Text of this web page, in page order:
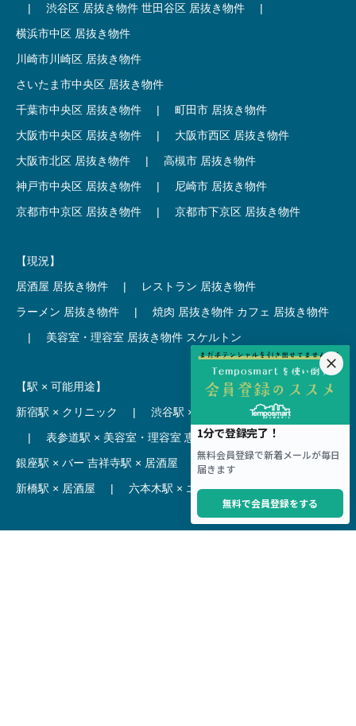
|
渋谷区 居抜き物件 世田谷区 居抜き物件
|
横浜市中区 居抜き物件
川崎市川崎区 居抜き物件
さいたま市中央区 居抜き物件
千葉市中央区 居抜き物件
|
町田市 居抜き物件
大阪市中央区 居抜き物件
|
大阪市西区 居抜き物件
大阪市北区 居抜き物件
|
高槻市 居抜き物件
神戸市中央区 居抜き物件
|
尼崎市 居抜き物件
京都市中京区 居抜き物件
| 京都市下京区 居抜き物件
【現況】
居酒屋 居抜き物件
|
レストラン 居抜き物件
ラーメン 居抜き物件
| 焼肉 居抜き物件 カフェ 居抜き物件
|
美容室・理容室 居抜き物件 スケルトン
【駅 × 可能用途】
新宿駅 × クリニック
| 渋谷駅 × カフェ
池袋駅 × ラーメン
|
表参道駅 × 美容室・理容室 恵比寿駅 × レストラン
銀座駅 × バー 吉祥寺駅 × 居酒屋
麻布十番駅 × レストラン
新橋駅 × 居酒屋
| 六本木駅 × エステ・マッサージ・サロン